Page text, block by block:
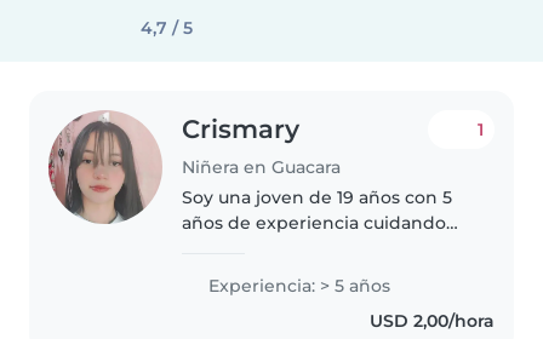
4,7 / 5
Crismary
Niñera en Guacara
1
Soy una joven de 19 años con 5
años de experiencia cuidando
bebés hasta adolescentes. Soy
responsable, divertida y muy
paciente. Puedo ayudar con una..
Experiencia: > 5 años
USD 2,00/hora